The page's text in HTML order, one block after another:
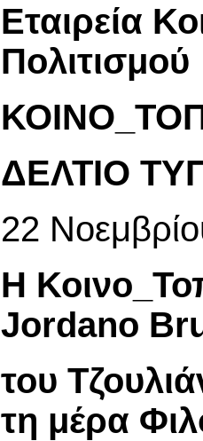
Εταιρεία
Πολιτισμού
ΔΕΛΤΙΟ
22
Η
Jordano
του
τη μέρα